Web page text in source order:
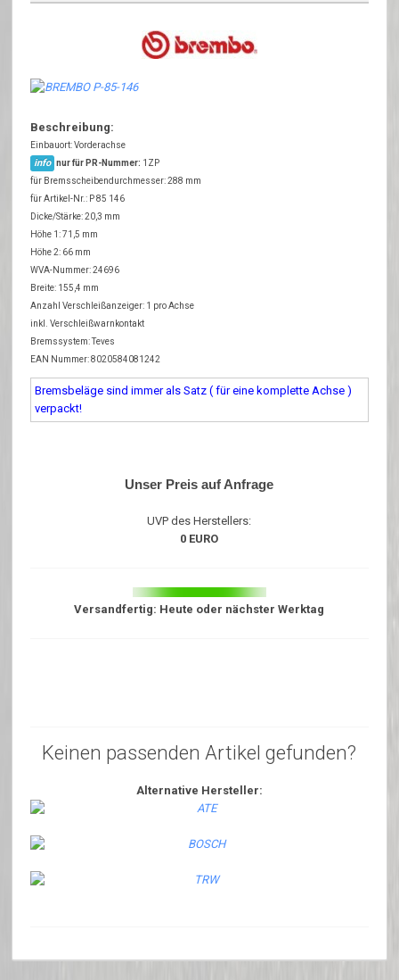
Beschreibung:
Einbauort: Vorderachse
info nur für PR-Nummer: 1ZP
für Bremsscheibendurchmesser: 288 mm
für Artikel-Nr.: P 85 146
Dicke/Stärke: 20,3 mm
Höhe 1: 71,5 mm
Höhe 2: 66 mm
WVA-Nummer: 24696
Breite: 155,4 mm
Anzahl Verschleißanzeiger: 1 pro Achse
inkl. Verschleißwarnkontakt
Bremssystem: Teves
EAN Nummer: 8020584081242
Bremsbeläge sind immer als Satz ( für eine komplette Achse )
verpackt!
Unser Preis auf Anfrage
UVP des Herstellers:
0 EURO
Versandfertig: Heute oder nächster Werktag
Keinen passenden Artikel gefunden?
Alternative Hersteller: